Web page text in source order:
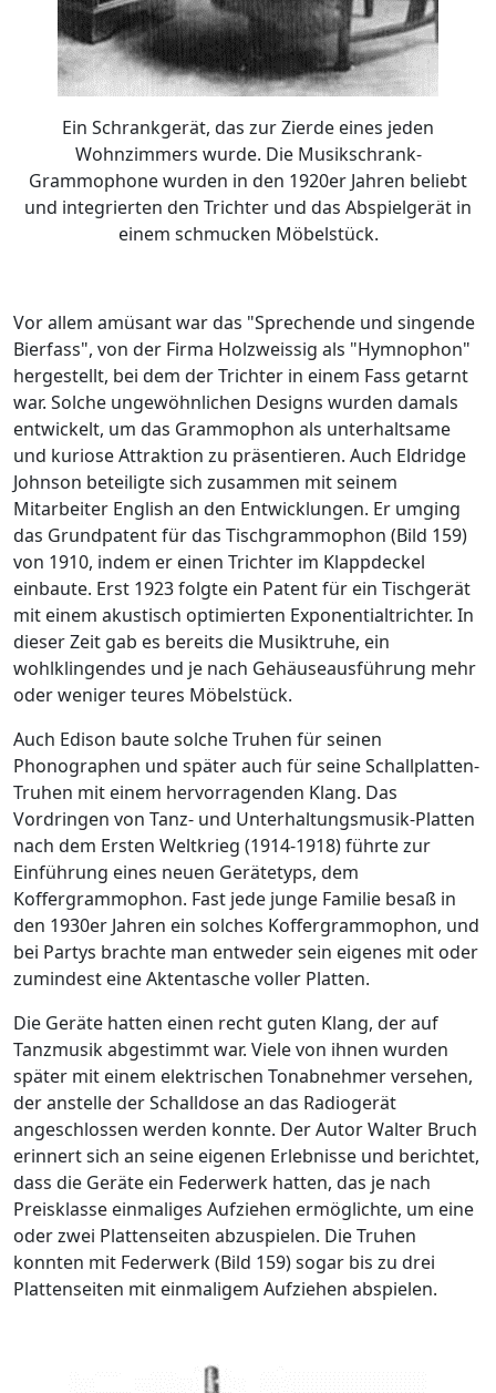
Ein Schrankgerät, das zur Zierde eines jeden
Wohnzimmers wurde. Die Musikschrank-
Grammophone wurden in den 1920er Jahren beliebt
und integrierten den Trichter und das Abspielgerät in
einem schmucken Möbelstück.
Vor allem amüsant war das "Sprechende und singende
Bierfass", von der Firma Holzweissig als "Hymnophon"
hergestellt, bei dem der Trichter in einem Fass getarnt
war. Solche ungewöhnlichen Designs wurden damals
entwickelt, um das Grammophon als unterhaltsame
und kuriose Attraktion zu präsentieren. Auch Eldridge
Johnson beteiligte sich zusammen mit seinem
Mitarbeiter English an den Entwicklungen. Er umging
das Grundpatent für das Tischgrammophon (Bild 159)
von 1910, indem er einen Trichter im Klappdeckel
einbaute. Erst 1923 folgte ein Patent für ein Tischgerät
mit einem akustisch optimierten Exponentialtrichter. In
dieser Zeit gab es bereits die Musiktruhe, ein
wohlklingendes und je nach Gehäuseausführung mehr
oder weniger teures Möbelstück.
Auch Edison baute solche Truhen für seinen
Phonographen und später auch für seine Schallplatten-
Truhen mit einem hervorragenden Klang. Das
Vordringen von Tanz- und Unterhaltungsmusik-Platten
nach dem Ersten Weltkrieg (1914-1918) führte zur
Einführung eines neuen Gerätetyps, dem
Koffergrammophon. Fast jede junge Familie besaß in
den 1930er Jahren ein solches Koffergrammophon, und
bei Partys brachte man entweder sein eigenes mit oder
zumindest eine Aktentasche voller Platten.
Die Geräte hatten einen recht guten Klang, der auf
Tanzmusik abgestimmt war. Viele von ihnen wurden
später mit einem elektrischen Tonabnehmer versehen,
der anstelle der Schalldose an das Radiogerät
angeschlossen werden konnte. Der Autor Walter Bruch
erinnert sich an seine eigenen Erlebnisse und berichtet,
dass die Geräte ein Federwerk hatten, das je nach
Preisklasse einmaliges Aufziehen ermöglichte, um eine
oder zwei Plattenseiten abzuspielen. Die Truhen
konnten mit Federwerk (Bild 159) sogar bis zu drei
Plattenseiten mit einmaligem Aufziehen abspielen.